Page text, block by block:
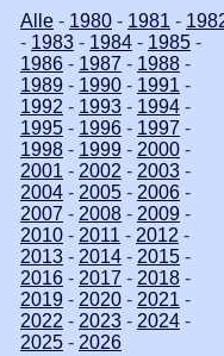
Alle - 1980 - 1981 -
- 1983 - 1984 - 1985 -
1986 - 1987 - 1988 -
1989 - 1990 - 1991 -
1992 - 1993 - 1994 -
1995 - 1996 - 1997 -
1998 - 1999 - 2000 -
2001 - 2002 - 2003 -
2004 - 2005 - 2006 -
2007 - 2008 - 2009 -
2010 - 2011 - 2012 -
2013 - 2014 - 2015 -
2016 - 2017 - 2018 -
2019 - 2020 - 2021 -
2022 - 2023 - 2024 -
2025 - 2026